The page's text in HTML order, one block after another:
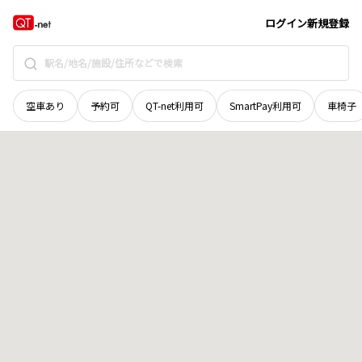
ログイン新規登録
空車あり 予約可 QT-net利用可 SmartPay利用可 車椅子
長野県